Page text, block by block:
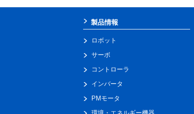
製品情報
ロボット
サーボ
コントローラ
インバータ
PMモータ